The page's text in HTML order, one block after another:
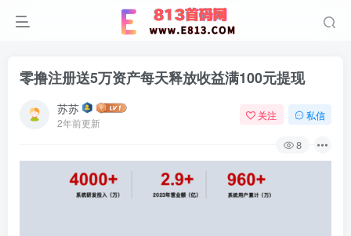
零撸注册送5万资产每天释放收益满100元提现
苏苏
2年前更新
关注 私信
8